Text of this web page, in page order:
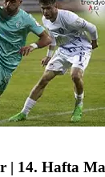
| 14. Hafta